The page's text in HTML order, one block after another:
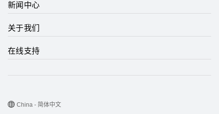
新闻中心
关于我们
在线支持
China - 简体中文